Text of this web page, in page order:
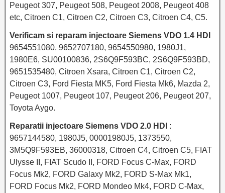
Peugeot 307, Peugeot 508, Peugeot 2008, Peugeot 408
etc, Citroen C1, Citroen C2, Citroen C3, Citroen C4, C5.
Verificam si reparam injectoare Siemens VDO 1.4 HDI
9654551080, 9652707180, 9654550980, 1980J1,
1980E6, SU00100836, 2S6Q9F593BC, 2S6Q9F593BD,
9651535480, Citroen Xsara, Citroen C1, Citroen C2,
Citroen C3, Ford Fiesta MK5, Ford Fiesta Mk6, Mazda 2,
Peugeot 1007, Peugeot 107, Peugeot 206, Peugeot 207,
Toyota Aygo.
Reparatii injectoare Siemens VDO 2.0 HDI :
9657144580, 1980J5, 00001980J5, 1373550,
3M5Q9F593EB, 36000318, Citroen C4, Citroen C5, FIAT
Ulysse II, FIAT Scudo II, FORD Focus C-Max, FORD
Focus Mk2, FORD Galaxy Mk2, FORD S-Max Mk1,
FORD Focus Mk2, FORD Mondeo Mk4, FORD C-Max,